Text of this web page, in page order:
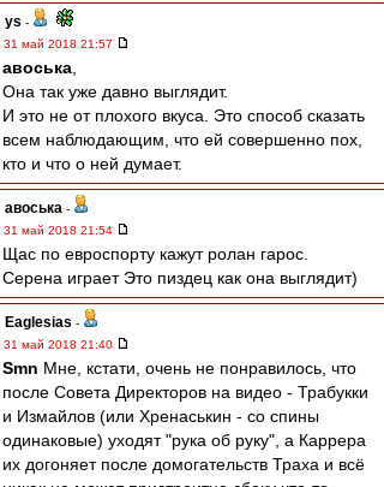
ys -
31 май 2018 21:57
авоська
Она так уже давно выглядит.
И это не от плохого вкуса. Это способ сказать
всем наблюдающим, что ей совершенно пох,
кто и что о ней думает.
авоська -
31 май 2018 21:54
Щас по евроспорту кажут ролан гарос.
Серена играет Это пиздец как она выглядит)
Eaglesias -
31 май 2018 21:40
Smn Мне, кстати, очень не понравилось, что
после Совета Директоров на видео - Трабукки
и Измайлов (или Хренаськин - со спины
одинаковые) уходят "рука об руку", а Каррера
их догоняет после домогательств Траха и всё